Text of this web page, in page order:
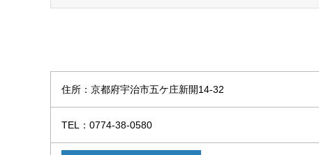
住所：京都府宇治市五ケ庄新開14-32
TEL：0774-38-0580